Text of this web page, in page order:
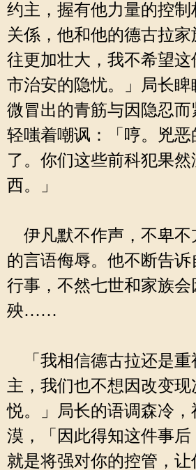
约主，握有他力量的控制
关係，他和他的德古拉
往更加壮大，我不希望这
市治安的隐忧。」局长
微冒出的青筋与因隐忍而
轻嗤着嘲讽：「哼。兇
了。你们这些前科犯果
西。」
伊凡默不作声，不卑不
的言语侮辱。他不断告诉
行事，不然七世和家族会
殃……
「我相信德古拉还是重
主，我们也不想因改变
悦。」局长的语调森冷，
漠，「因此得知这件事
就是将强对你的控管，